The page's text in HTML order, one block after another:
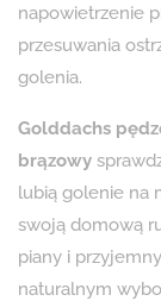
napowietrzenie
przesuwania
golenia.
Golddachs
brązowy
lubią golenie na
swoją domową
piany i
naturalnym